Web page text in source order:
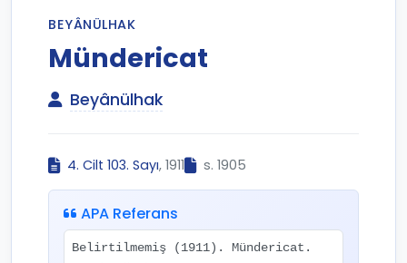
BEYÂNÜLHAK
Mündericat
Beyânülhak
4. Cilt 103. Sayı, 1911 s. 1905
APA Referans
Belirtilmemiş (1911). Mündericat.